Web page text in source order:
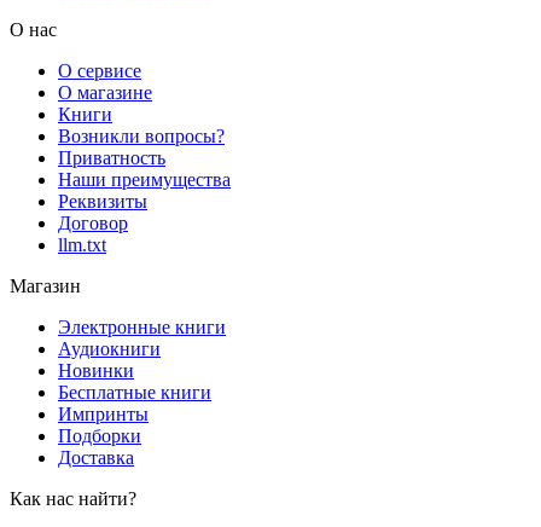
О нас
О сервисе
О магазине
Книги
Возникли вопросы?
Приватность
Наши преимущества
Реквизиты
Договор
llm.txt
Магазин
Электронные книги
Аудиокниги
Новинки
Бесплатные книги
Импринты
Подборки
Доставка
Как нас найти?